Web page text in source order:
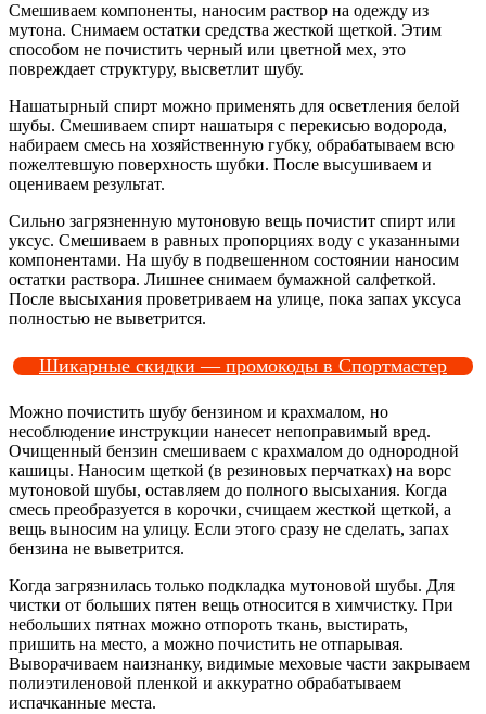
Смешиваем компоненты, наносим раствор на одежду из
мутона. Снимаем остатки средства жесткой щеткой. Этим
способом не почистить черный или цветной мех, это
повреждает структуру, высветлит шубу.
Нашатырный спирт можно применять для осветления белой
шубы. Смешиваем спирт нашатыря с перекисью водорода,
набираем смесь на хозяйственную губку, обрабатываем всю
пожелтевшую поверхность шубки. После высушиваем и
оцениваем результат.
Сильно загрязненную мутоновую вещь почистит спирт или
уксус. Смешиваем в равных пропорциях воду с указанными
компонентами. На шубу в подвешенном состоянии наносим
остатки раствора. Лишнее снимаем бумажной салфеткой.
После высыхания проветриваем на улице, пока запах уксуса
полностью не выветрится.
Шикарные скидки — промокоды в Спортмастер
Можно почистить шубу бензином и крахмалом, но
несоблюдение инструкции нанесет непоправимый вред.
Очищенный бензин смешиваем с крахмалом до однородной
кашицы. Наносим щеткой (в резиновых перчатках) на ворс
мутоновой шубы, оставляем до полного высыхания. Когда
смесь преобразуется в корочки, счищаем жесткой щеткой, а
вещь выносим на улицу. Если этого сразу не сделать, запах
бензина не выветрится.
Когда загрязнилась только подкладка мутоновой шубы. Для
чистки от больших пятен вещь относится в химчистку. При
небольших пятнах можно отпороть ткань, выстирать,
пришить на место, а можно почистить не отпарывая.
Выворачиваем наизнанку, видимые меховые части закрываем
полиэтиленовой пленкой и аккуратно обрабатываем
испачканные места.